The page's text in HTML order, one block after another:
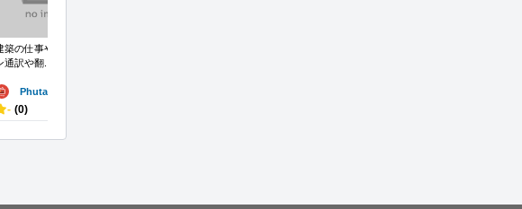
築の仕事やオンライ
通訳や翻...
Phutar..
- (0)